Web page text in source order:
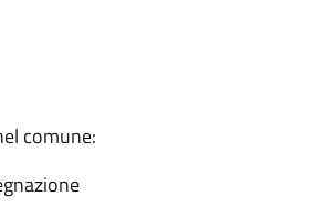
comune: